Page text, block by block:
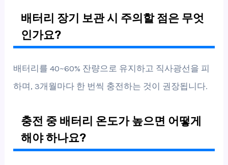
배터리 장기 보관 시 주의할 점은 무엇
인가요?
배터리를 40~60% 잔량으로 유지하고 직사광선을 피
하며, 3개월마다 한 번씩 충전하는 것이 권장됩니다.
충전 중 배터리 온도가 높으면 어떻게
해야 하나요?